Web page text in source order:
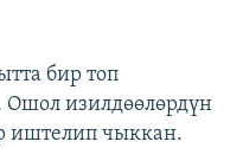
бир топ
Ошол изилдөөлөрдүн
иштелип чыккан.